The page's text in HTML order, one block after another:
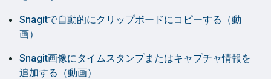
Snagitで自動的にクリップボードにコピーする（動
画）
Snagit画像にタイムスタンプまたはキャプチャ情報を
追加する（動画）